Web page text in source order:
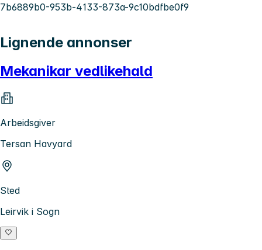
7b6889b0-953b-4133-873a-9c10bdfbe0f9
Lignende annonser
Mekanikar vedlikehald
Arbeidsgiver
Tersan Havyard
Sted
Leirvik i Sogn